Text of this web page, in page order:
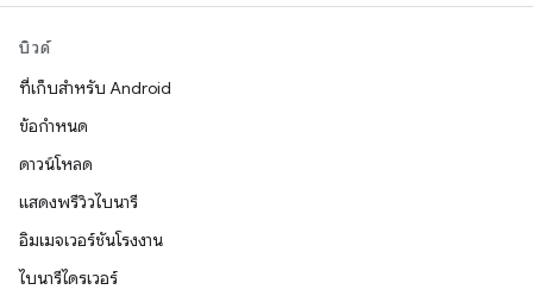
บิวด์
ที่เก็บสำหรับ Android
ข้อกำหนด
ดาวน์โหลด
แสดงพรีวิวไบนารี
อิมเมจเวอร์ชันโรงงาน
ไบนารีไดรเวอร์